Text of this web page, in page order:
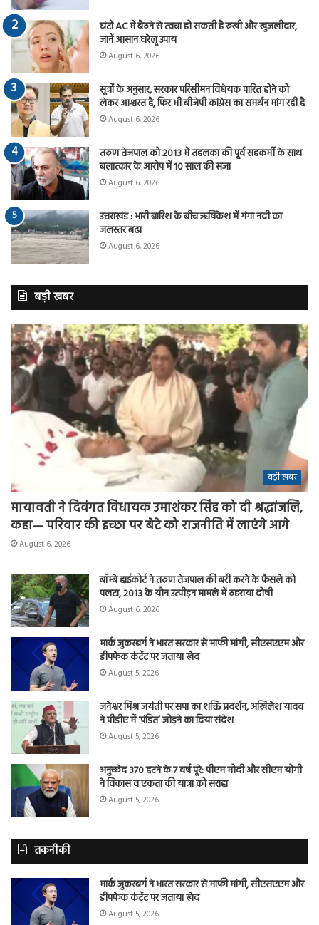
घंटों AC में बैठने से त्वचा हो सकती है रूखी और खुजलीदार,
जानें आसान घरेलू उपाय
August 6, 2026
सूत्रों के अनुसार, सरकार परिसीमन विधेयक पारित होने को
लेकर आश्वस्त है, फिर भी बीजेपी कांग्रेस का समर्थन मांग रही है
August 6, 2026
तरुण तेजपाल को 2013 में तहलका की पूर्व सहकर्मी के साथ
बलात्कार के आरोप में 10 साल की सजा
August 6, 2026
उत्तराखंड : भारी बारिश के बीच ऋषिकेश में गंगा नदी का
जलस्तर बढ़ा
August 6, 2026
बड़ी खबर
बड़ी खबर
मायावती ने दिवंगत विधायक उमाशंकर सिंह को दी श्रद्धांजलि,
कहा— परिवार की इच्छा पर बेटे को राजनीति में लाएंगे आगे
August 6, 2026
बॉम्बे हाईकोर्ट ने तरुण तेजपाल की बरी करने के फैसले को
पलटा, 2013 के यौन उत्पीड़न मामले में ठहराया दोषी
August 6, 2026
मार्क जुकरबर्ग ने भारत सरकार से माफी मांगी, सीएसएएम और
डीपफेक कंटेंट पर जताया खेद
August 5, 2026
जनेश्वर मिश्र जयंती पर सपा का शक्ति प्रदर्शन, अखिलेश यादव
ने पीडीए में ‘पंडित’ जोड़ने का दिया संदेश
August 5, 2026
अनुच्छेद 370 हटने के 7 वर्ष पूरे: पीएम मोदी और सीएम योगी
ने विकास व एकता की यात्रा को सराहा
August 5, 2026
तकनीकी
मार्क जुकरबर्ग ने भारत सरकार से माफी मांगी, सीएसएएम और
डीपफेक कंटेंट पर जताया खेद
August 5, 2026